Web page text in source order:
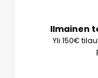
Ilmainen
Yli 150€